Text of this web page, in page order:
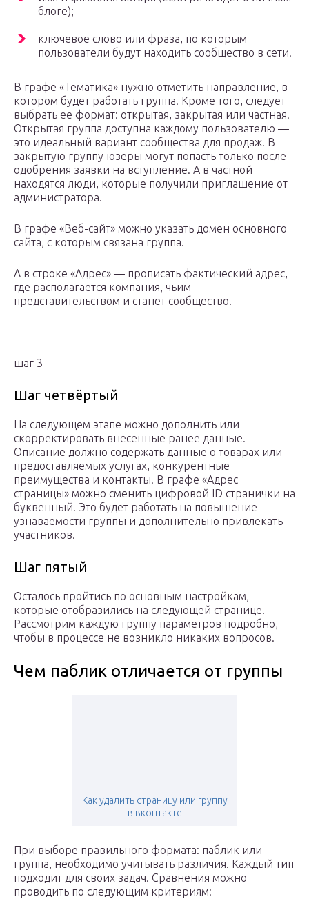
блоге);
ключевое слово или фраза, по которым
пользователи будут находить сообщество в сети.
В графе «Тематика» нужно отметить направление, в
котором будет работать группа. Кроме того, следует
выбрать ее формат: открытая, закрытая или частная.
Открытая группа доступна каждому пользователю —
это идеальный вариант сообщества для продаж. В
закрытую группу юзеры могут попасть только после
одобрения заявки на вступление. А в частной
находятся люди, которые получили приглашение от
администратора.
В графе «Веб-сайт» можно указать домен основного
сайта, с которым связана группа.
А в строке «Адрес» — прописать фактический адрес,
где располагается компания, чьим
представительством и станет сообщество.
шаг 3
Шаг четвёртый
На следующем этапе можно дополнить или
скорректировать внесенные ранее данные.
Описание должно содержать данные о товарах или
предоставляемых услугах, конкурентные
преимущества и контакты. В графе «Адрес
страницы» можно сменить цифровой ID странички на
буквенный. Это будет работать на повышение
узнаваемости группы и дополнительно привлекать
участников.
Шаг пятый
Осталось пройтись по основным настройкам,
которые отобразились на следующей странице.
Рассмотрим каждую группу параметров подробно,
чтобы в процессе не возникло никаких вопросов.
Чем паблик отличается от группы
Как удалить страницу или группу
в вконтакте
При выборе правильного формата: паблик или
группа, необходимо учитывать различия. Каждый тип
подходит для своих задач. Сравнения можно
проводить по следующим критериям: